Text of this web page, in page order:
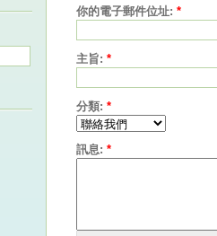
你的電子郵件位址:*
主旨:*
分類:*
訊息:*